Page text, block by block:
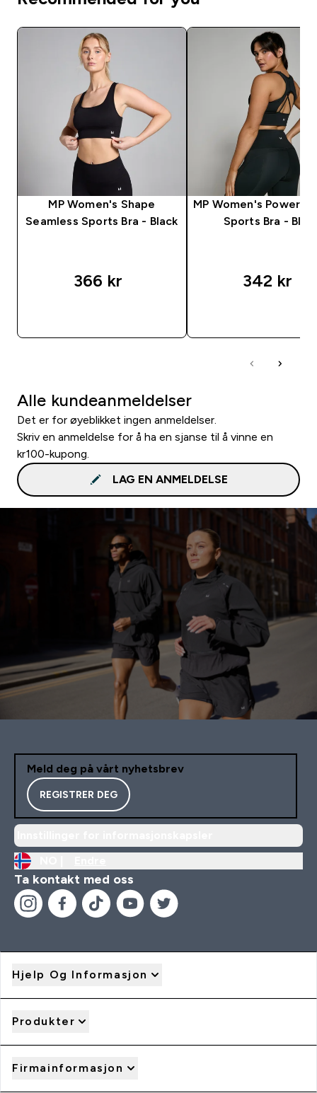
MP Women's Shape
Seamless Sports Bra - Black
366 kr‎
MP Women's Power
Sports Bra -
342 kr‎
Alle kundeanmeldelser
Det er for øyeblikket ingen anmeldelser.
Skriv en anmeldelse for å ha en sjanse til å vinne en
kr100-kupong.
LAG EN ANMELDELSE
Meld deg på vårt nyhetsbrev
REGISTRER DEG
Ta kontakt med oss
Hjelp Og Informasjon
Produkter
Firmainformasjon